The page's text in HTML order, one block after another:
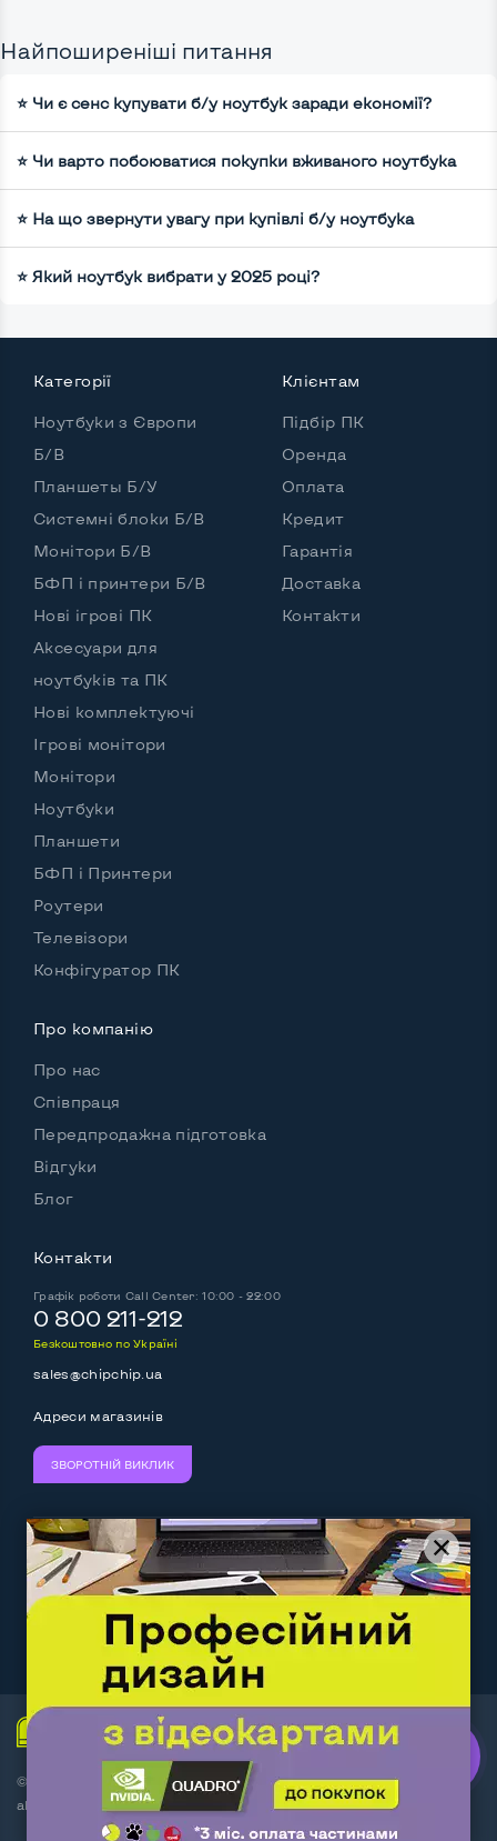
Найпоширеніші питання
⭐ Чи є сенс купувати б/у ноутбук заради економії?
⭐ Чи варто побоюватися покупки вживаного ноутбука
⭐ На що звернути увагу при купівлі б/у ноутбука
⭐ Який ноутбук вибрати у 2025 році?
Категорії
Ноутбуки з Європи
Б/В
Планшеты Б/У
Системні блоки Б/В
Монітори Б/В
БФП і принтери Б/В
Нові ігрові ПК
Аксесуари для
ноутбуків та ПК
Нові комплектуючі
Ігрові монітори
Монітори
Ноутбуки
Планшети
БФП і Принтери
Роутери
Телевізори
Конфігуратор ПК
Клієнтам
Підбір ПК
Оренда
Оплата
Кредит
Гарантія
Доставка
Контакти
Про компанію
Про нас
Співпраця
Передпродажна підготовка
Відгуки
Блог
Контакти
Графік роботи Call Center: 10:00 - 22:00
0 800 211-212
Безкоштовно по Україні
sales@chipchip.ua
Адреси магазинів
ЗВОРОТНІЙ ВИКЛИК
Ми приймаємо: Слідкуйте за нами:
Work.ua— самий кльовий
наш партнер
© Інтернет-магазин ChipChip - комп'ютерна техніка і
аксесуари 2014-2026